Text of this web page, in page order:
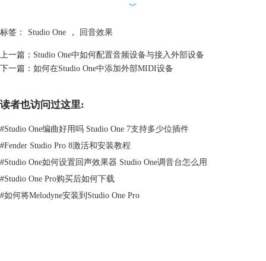
下面介绍一下我们进行播放控制常用到的两个按钮：
是回到音乐起始处：当播放到中途时，需要重新从头播放音乐，按下按钮
︾
标签： Studio One ， 回音效果
上一篇： Studio One中如何配置音频设备与接入外部设备
下一篇： 如何在Studio One中添加外部MIDI设备
读者也访问过这里:
#Studio One编曲好用吗 Studio One 7支持多少位插件
#Fender Studio Pro 8激活和安装教程
#Studio One如何设置回声效果器 Studio One调音台怎么用
#Studio One Pro购买后如何下载
#如何将Melodyne安装到Studio One Pro